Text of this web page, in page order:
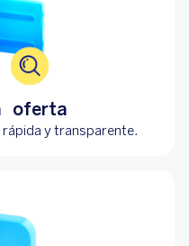
oferta
rápida y transparente.